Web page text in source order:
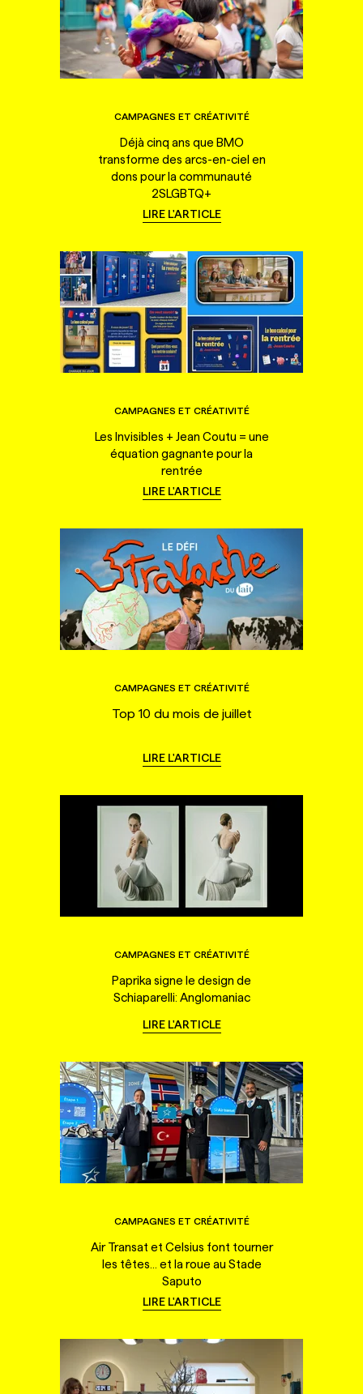
CAMPAGNES ET CRÉATIVITÉ
Déjà cinq ans que BMO
transforme des arcs-en-ciel en
dons pour la communauté
2SLGBTQ+
LIRE L'ARTICLE
CAMPAGNES ET CRÉATIVITÉ
Les Invisibles + Jean Coutu = une
équation gagnante pour la
rentrée
LIRE L'ARTICLE
CAMPAGNES ET CRÉATIVITÉ
Top 10 du mois de juillet
LIRE L'ARTICLE
CAMPAGNES ET CRÉATIVITÉ
Paprika signe le design de
Schiaparelli: Anglomaniac
LIRE L'ARTICLE
CAMPAGNES ET CRÉATIVITÉ
Air Transat et Celsius font tourner
les têtes... et la roue au Stade
Saputo
LIRE L'ARTICLE